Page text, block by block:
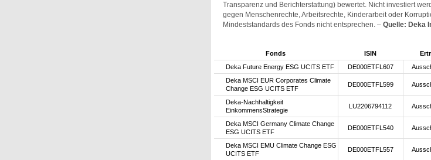
Transparenz und Berichterstattung) bewertet. Nicht investiert
gegen Menschenrechte, Arbeitsrechte, Kinderarbeit oder
Mindeststandards des Fonds nicht entsprechen. – Quelle: Deka
Fonds ISIN
Deka Future Energy ESG UCITS ETF
DE000ETFL607
Deka MSCI EUR Corporates Climate
Change ESG UCITS ETF
DE000ETFL599
Deka-Nachhaltigkeit
EinkommensStrategie
LU2206794112
Deka MSCI Germany Climate Change
ESG UCITS ETF
DE000ETFL540
Deka MSCI EMU Climate Change ESG
UCITS ETF
DE000ETFL557